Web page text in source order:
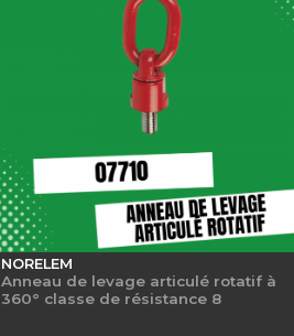
NORELEM
Anneau de levage articulé rotatif à
360° classe de résistance 8